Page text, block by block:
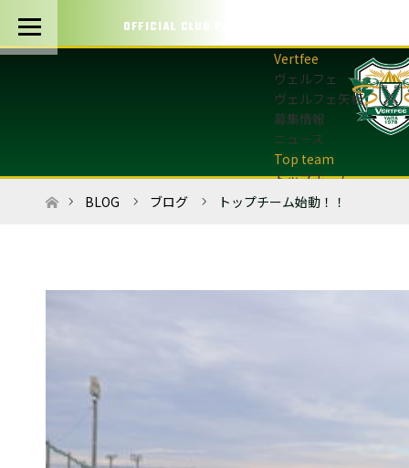
OFFICIAL CLUB PARTNERS
ヴェルフェ
ヴェルフェ矢板
募集情報
ニュース
トップチーム
トップチーム概要
普及活動
ホームBLOG ブログ トップチーム始動！！